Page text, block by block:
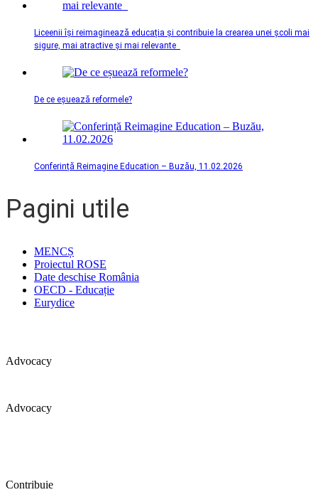
Liceenii își reimaginează educația și contribuie la crearea unei școli mai
sigure, mai atractive și mai relevante
De ce eșuează reformele?
Conferință Reimagine Education – Buzău, 11.02.2026
Pagini utile
MENCȘ
Proiectul ROSE
Date deschise România
OECD - Educație
Eurydice
Advocacy
Advocacy
Contribuie